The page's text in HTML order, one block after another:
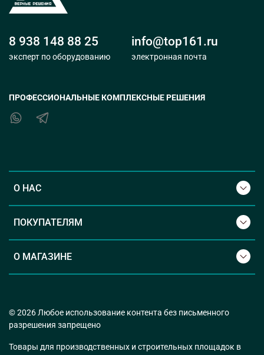
О НАС
ПОКУПАТЕЛЯМ
О МАГАЗИНЕ
8 938 148 88 25
эксперт по оборудованию
info@top161.ru
электронная почта
ПРОФЕССИОНАЛЬНЫЕ КОМПЛЕКСНЫЕ РЕШЕНИЯ
© 2026 Любое использование контента без письменного
разрешения запрещено
Товары для производственных и строительных площадок в